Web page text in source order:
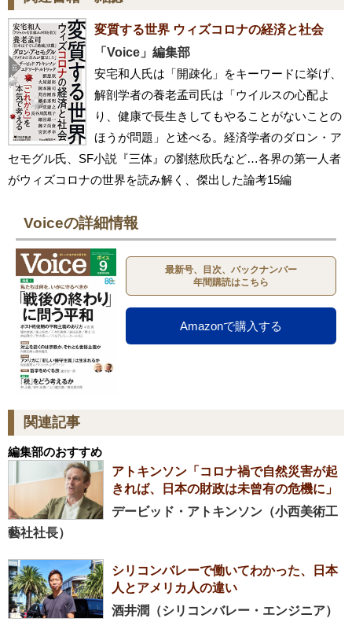
変質する世界 ウィズコロナの経済と社会
「Voice」編集部
安宅和人氏は「開疎化」をキーワードに挙げ、
解剖学者の養老孟司氏は「ウイルスの心配よ
り、健康で長生きしてもやることがないことの
ほうが問題」と述べる。経済学者のダロン・ア
セモグル氏、SF小説『三体』の劉慈欣氏など…各界の第一人者
がウィズコロナの世界を読み解く、傑出した論考15編
Voiceの詳細情報
最新号、目次、バックナンバー
年間購読はこちら
Amazonで購入する
関連記事
編集部のおすすめ
アトキンソン「コロナ禍で自然災害が起
きれば、日本の財政は未曾有の危機に」
デービッド・アトキンソン（小西美術工
藝社社長）
シリコンバレーで働いてわかった、日本
人とアメリカ人の違い
酒井潤（シリコンバレー・エンジニア）